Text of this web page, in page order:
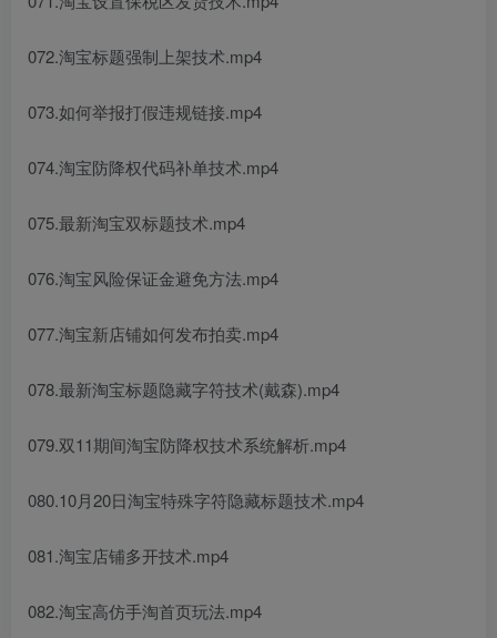
072.淘宝标题强制上架技术.mp4
073.如何举报打假违规链接.mp4
074.淘宝防降权代码补单技术.mp4
075.最新淘宝双标题技术.mp4
076.淘宝风险保证金避免方法.mp4
077.淘宝新店铺如何发布拍卖.mp4
078.最新淘宝标题隐藏字符技术(戴森).mp4
079.双11期间淘宝防降权技术系统解析.mp4
080.10月20日淘宝特殊字符隐藏标题技术.mp4
081.淘宝店铺多开技术.mp4
082.淘宝高仿手淘首页玩法.mp4